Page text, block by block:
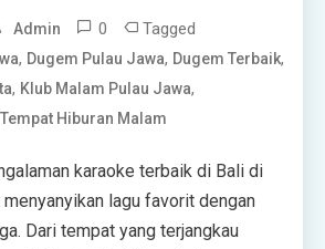
Admin 0 Tagged
, Dugem Pulau Jawa, Dugem Terbaik,
, Klub Malam Pulau Jawa,
Tempat Hiburan Malam
karaoke terbaik di Bali di
menyanyikan lagu favorit dengan
Dari tempat yang terjangkau